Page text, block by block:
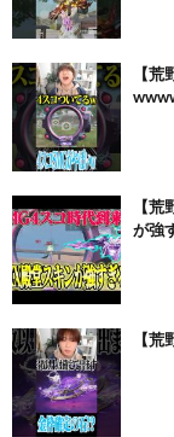
【
【
が強
【